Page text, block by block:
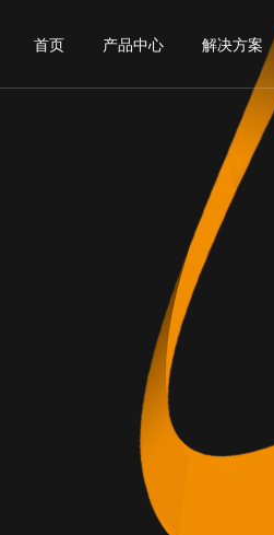
首页 产品中心 解决方案